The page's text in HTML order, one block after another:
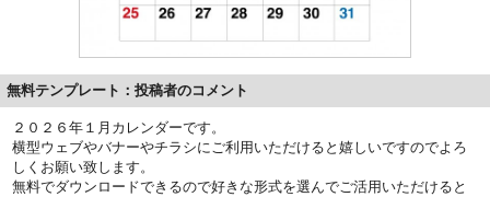
無料テンプレート：投稿者のコメント
２０２６年１月カレンダーです。
横型ウェブやバナーやチラシにご利用いただけると嬉しいですのでよろ
しくお願い致します。
無料でダウンロードできるので好きな形式を選んでご活用いただけると